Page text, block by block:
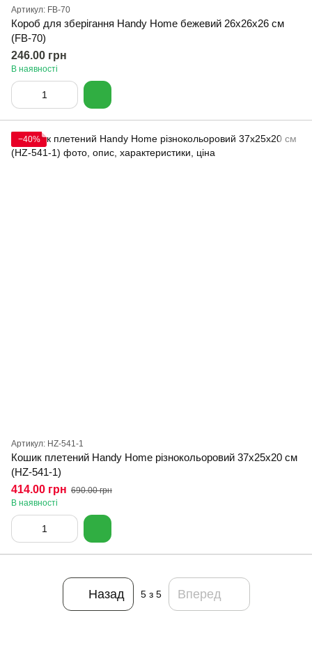
Артикул: FB-70
Короб для зберігання Handy Home бежевий 26х26х26 см
(FB-70)
246.00 грн
В наявності
−40%
Артикул: HZ-541-1
Кошик плетений Handy Home різнокольоровий 37x25x20 см
(HZ-541-1)
414.00 грн 690.00 грн
В наявності
Назад 5з 5 Вперед